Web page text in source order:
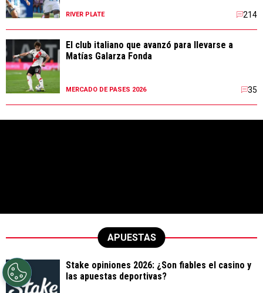
RIVER PLATE 214
El club italiano que avanzó para llevarse a
Matías Galarza Fonda
MERCADO DE PASES 2026 35
APUESTAS
Stake opiniones 2026: ¿Son fiables el casino y
las apuestas deportivas?